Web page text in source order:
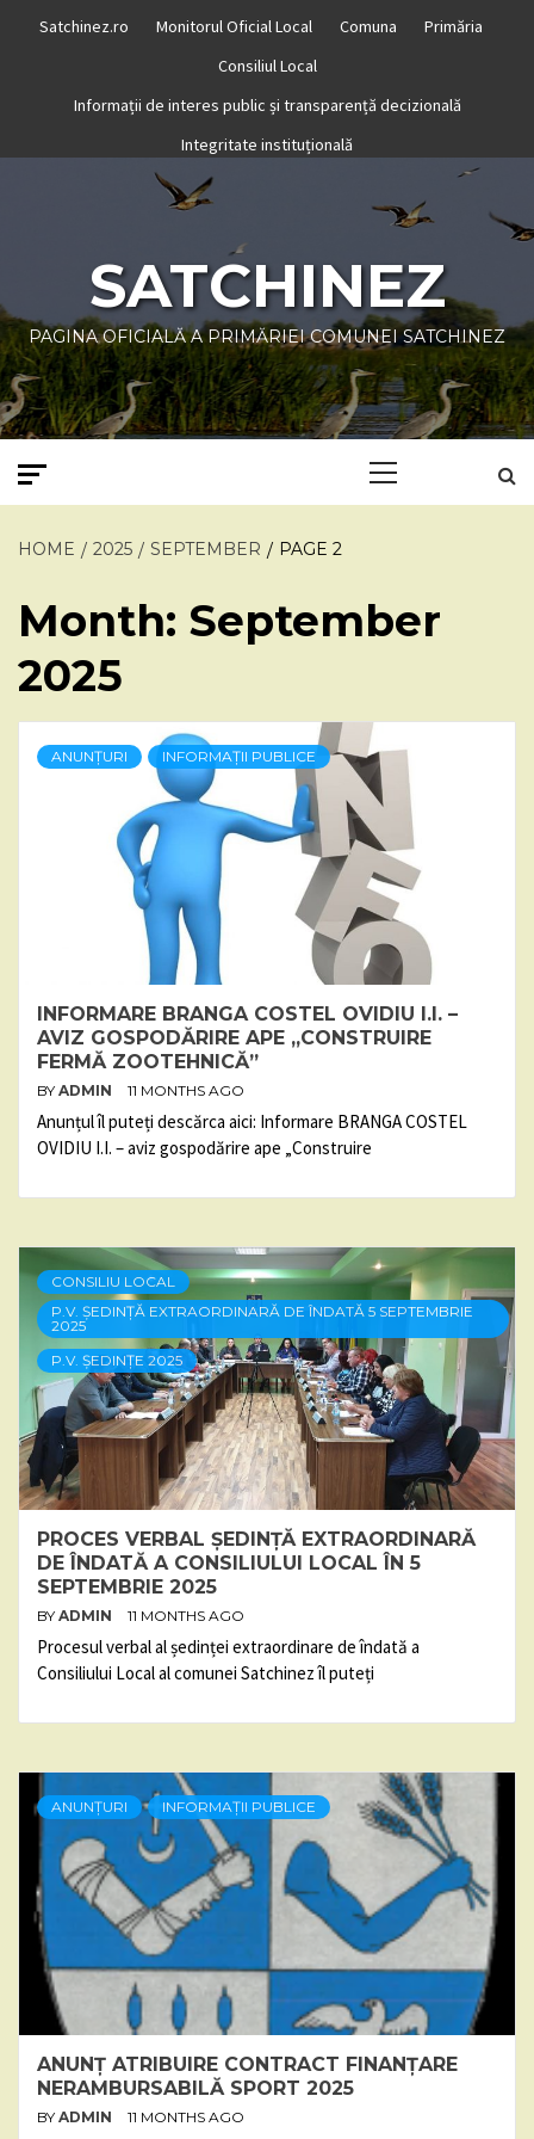
Satchinez.ro Monitorul Oficial Local Comuna
Primăria
Consiliul Local
Informații de interes public și transparență decizională
Integritate instituțională
SATCHINEZ
PAGINA OFICIALĂ A PRIMĂRIEI COMUNEI SATCHINEZ
HOME 2025 SEPTEMBER PAGE 2
Month: September
2025
ANUNȚURI INFORMAȚII PUBLICE
INFORMARE BRANGA COSTEL OVIDIU I.I. –
AVIZ GOSPODĂRIRE APE „CONSTRUIRE
FERMĂ ZOOTEHNICĂ”
BY ADMIN 11 MONTHS AGO
Anunțul îl puteți descărca aici: Informare BRANGA COSTEL
OVIDIU I.I. – aviz gospodărire ape „Construire
CONSILIU LOCAL
P.V. ȘEDINȚĂ EXTRAORDINARĂ DE ÎNDATĂ 5 SEPTEMBRIE
2025
P.V. ȘEDINȚE 2025
PROCES VERBAL ȘEDINȚĂ EXTRAORDINARĂ
DE ÎNDATĂ A CONSILIULUI LOCAL ÎN 5
SEPTEMBRIE 2025
BY ADMIN 11 MONTHS AGO
Procesul verbal al ședinței extraordinare de îndată a
Consiliului Local al comunei Satchinez îl puteți
ANUNȚURI INFORMAȚII PUBLICE
ANUNȚ ATRIBUIRE CONTRACT FINANȚARE
NERAMBURSABILĂ SPORT 2025
BY ADMIN 11 MONTHS AGO